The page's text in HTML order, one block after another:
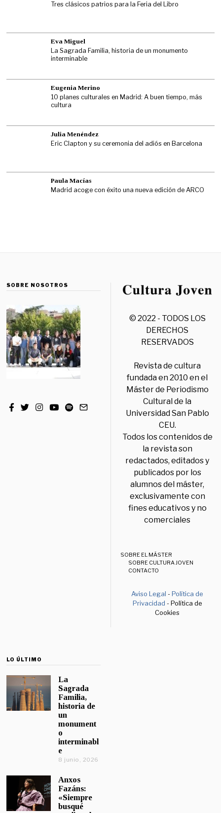
Tres clásicos patrios para la Feria del Libro
Eva Miguel
La Sagrada Familia, historia de un monumento
interminable
Eugenia Merino
10 planes culturales en Madrid: A buen tiempo, más
cultura
Julia Menéndez
Eric Clapton y su ceremonia del adiós en Barcelona
Paula Macías
Madrid acoge con éxito una nueva edición de ARCO
SOBRE NOSOTROS
© 2022 - TODOS LOS
DERECHOS
RESERVADOS
Revista de cultura
fundada en 2010 en el
Máster de Periodismo
Cultural de la
Universidad San Pablo
CEU.
Todos los contenidos de
la revista son
redactados, editados y
publicados por los
alumnos del máster,
exclusivamente con
fines educativos y no
comerciales
SOBRE EL MÁSTER
SOBRE CULTURA JOVEN
CONTACTO
Aviso Legal -Política de
Privacidad - Política de
Cookies
LO ÚLTIMO
La
Sagrada
Familia,
historia de
un
monument
o
interminabl
e
8 junio, 2026
Anxos
Fazáns:
«Siempre
busqué